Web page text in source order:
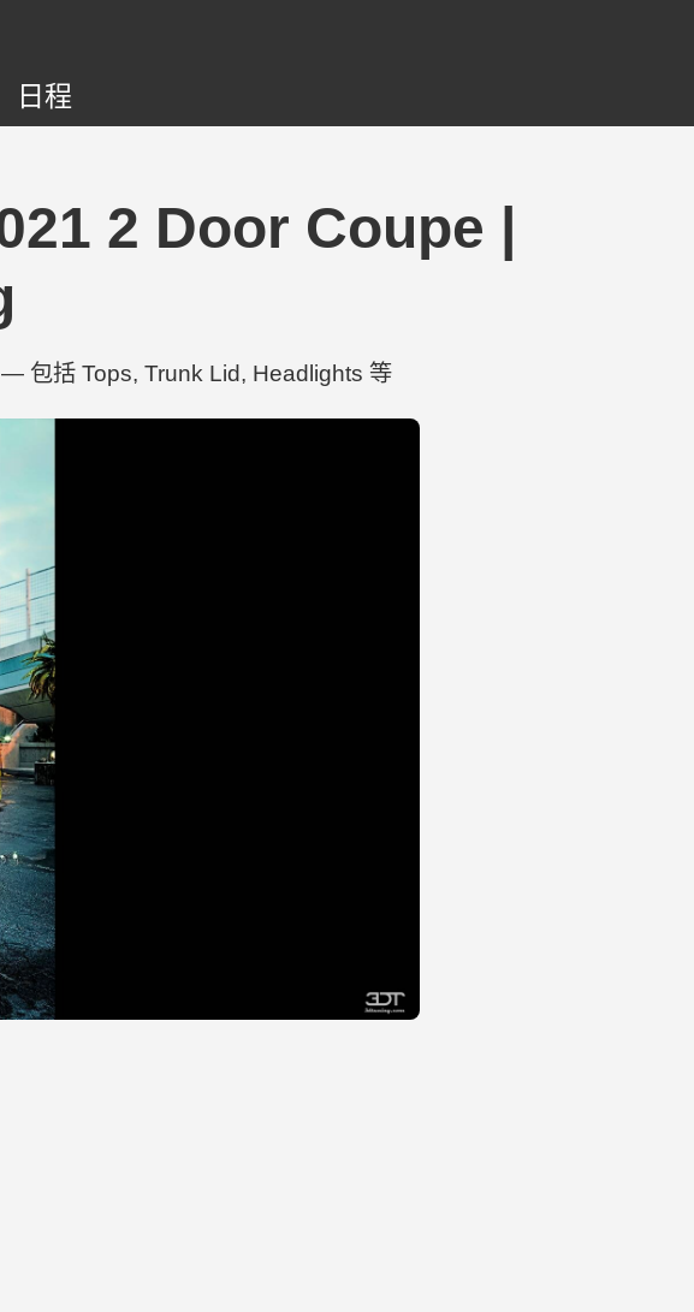
日程
2 Door Coupe |
包括 Tops, Trunk Lid, Headlights 等